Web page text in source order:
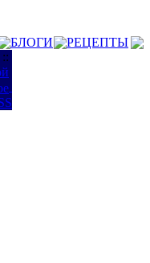
БЛОГИ
РЕЦЕПТЫ
::